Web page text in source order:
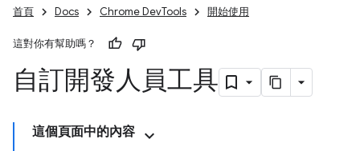
首頁 Docs Chrome DevTools 開始使用
這對你有幫助嗎？
自訂開發人員工具
這個頁面中的內容